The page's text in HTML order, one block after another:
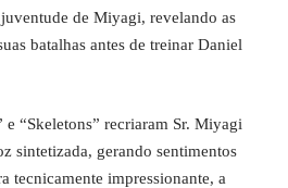
de Miyagi, revelando as
batalhas antes de treinar Daniel
“Skeletons” recriaram Sr. Miyagi
sintetizada, gerando sentimentos
tecnicamente impressionante, a